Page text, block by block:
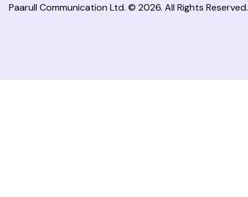
Paarull Communication Ltd. © 2026. All Rights Reserved.